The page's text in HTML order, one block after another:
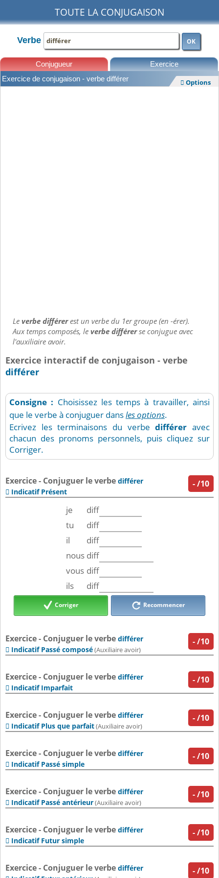
TOUTE LA CONJUGAISON
Verbe OK
Conjugueur Exercice
Exercice de conjugaison - verbe différer  Options
Leverbe différerest un verbe du 1er groupe (en -érer).
Aux temps composés, leverbe différerse conjugue avec
l'auxiliaire avoir.
Exercice interactif de conjugaison - verbe
différer
Consigne : Choisissez les temps à travailler, ainsi
que le verbe à conjuguer dansles options.
Ecrivez les terminaisons du verbedifférer avec
chacun des pronoms personnels, puis cliquez sur
Corriger.
-/10
Exercice - Conjuguer le verbe différer
 Indicatif Présent
je
diff
tu
diff
il
diff
nous diff
vous diff
ils
diff
Corriger Recommencer
-/10
Exercice - Conjuguer le verbe différer
 Indicatif Passé composé(Auxiliaire avoir)
-/10
Exercice - Conjuguer le verbe différer
 Indicatif Imparfait
-/10
Exercice - Conjuguer le verbe différer
 Indicatif Plus que parfait(Auxiliaire avoir)
-/10
Exercice - Conjuguer le verbe différer
 Indicatif Passé simple
-/10
Exercice - Conjuguer le verbe différer
 Indicatif Passé antérieur(Auxiliaire avoir)
-/10
Exercice - Conjuguer le verbe différer
 Indicatif Futur simple
-/10
Exercice - Conjuguer le verbe différer